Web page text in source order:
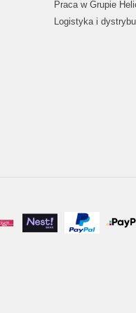
Praca w Grupie
Logistyka i